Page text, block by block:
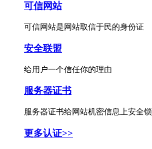
可信网站
可信网站是网站取信于民的身份证
安全联盟
给用户一个信任你的理由
服务器证书
服务器证书给网站机密信息上安全锁
更多认证>>